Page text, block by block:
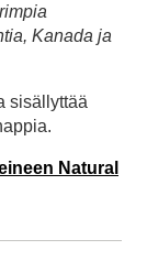
Kanada ja
sisällyttää
Natural